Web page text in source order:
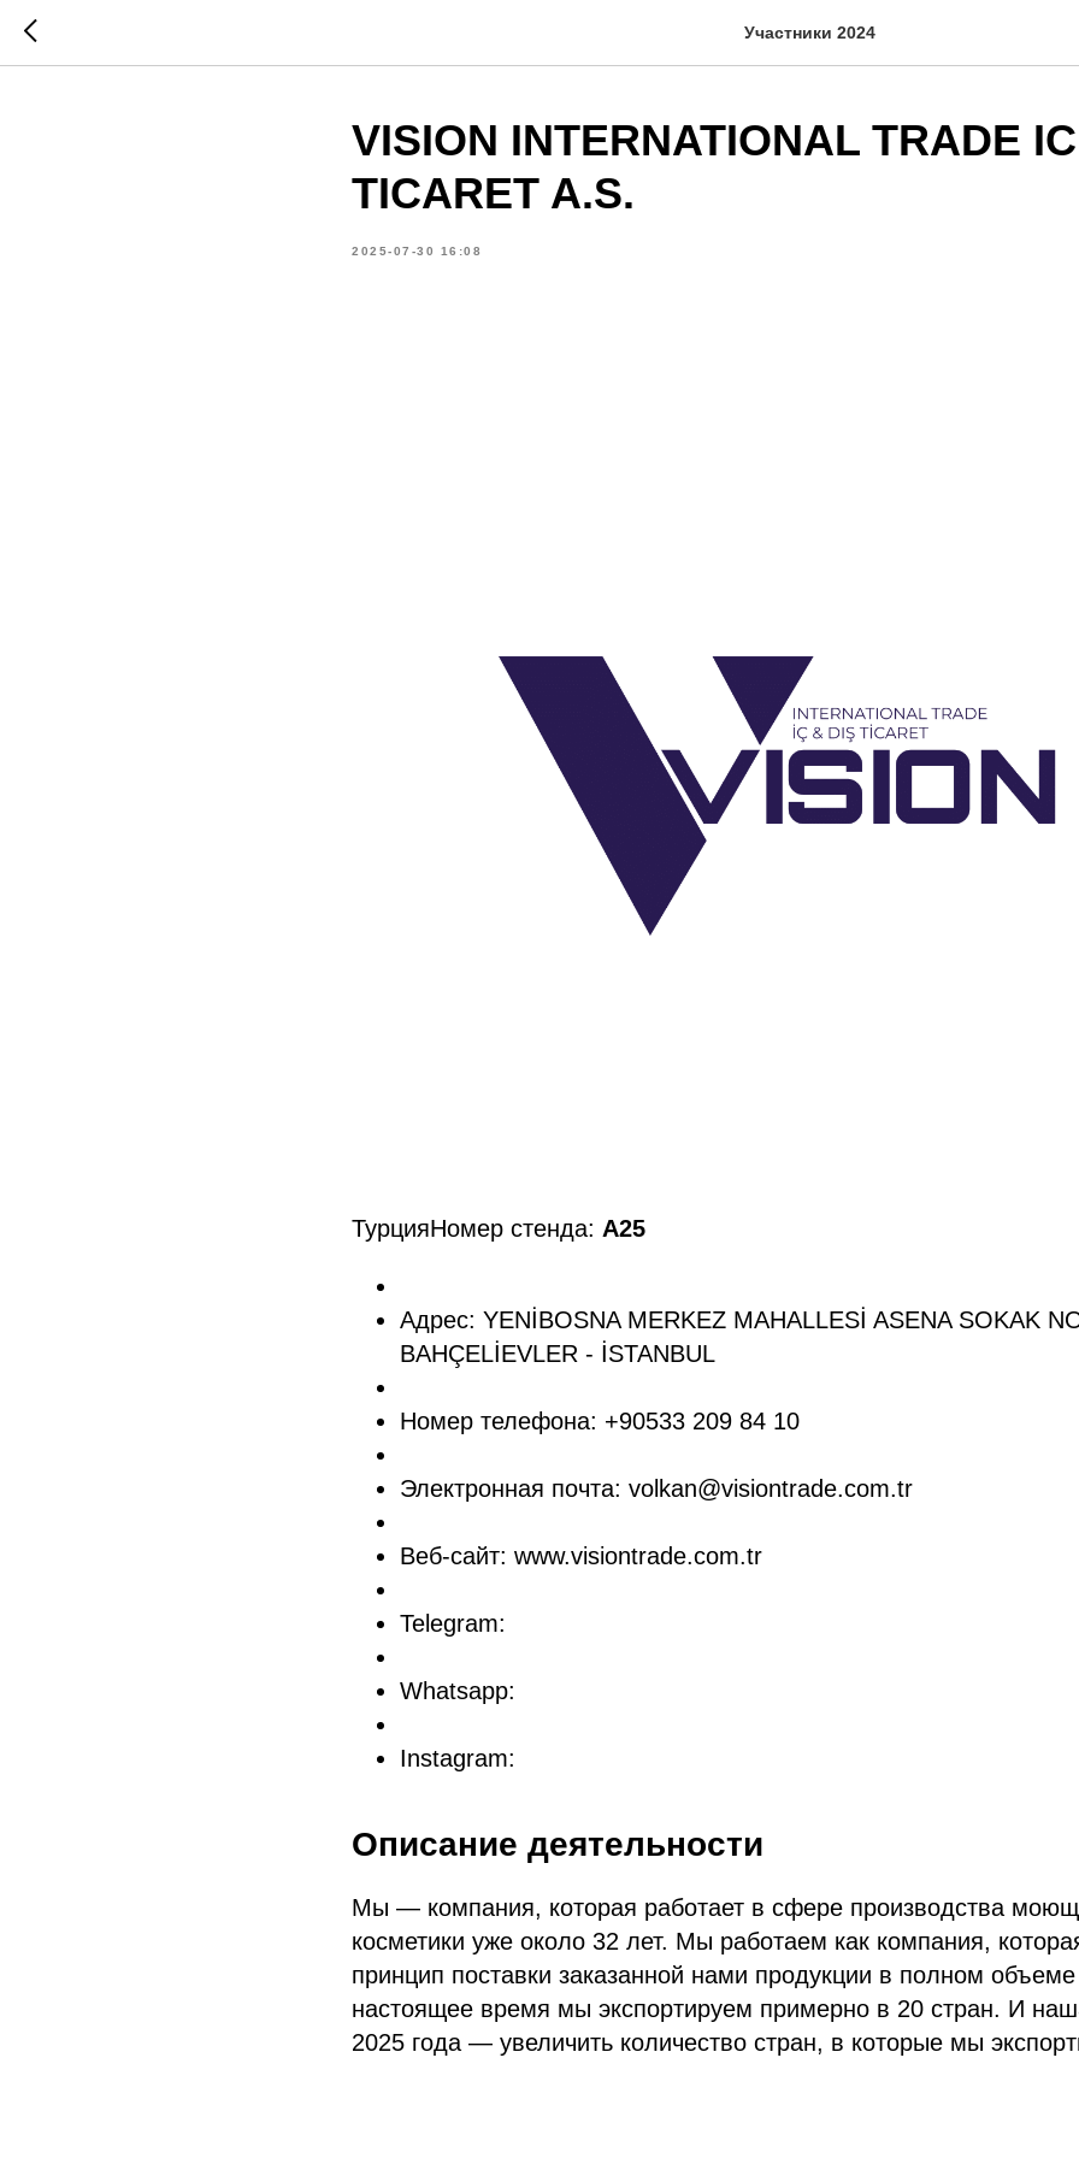
Участники 2024
VISION INTERNATIONAL TRADE
TICARET A.S.
2025-07-30 16:08
ТурцияНомер стенда: A25
Адрес: YENİBOSNA MERKEZ MAHALLESİ ASENA SOKAK
BAHÇELİEVLER - İSTANBUL
Номер телефона: +90533 209 84 10
Электронная почта: volkan@visiontrade.com.tr
Веб-сайт: www.visiontrade.com.tr
Telegram:
Whatsapp:
Instagram:
Описание деятельности
Мы — компания, которая работает в сфере производства
косметики уже около 32 лет. Мы работаем как компания,
принцип поставки заказанной нами продукции в полном
настоящее время мы экспортируем примерно в 20 стран. И
2025 года — увеличить количество стран, в которые мы